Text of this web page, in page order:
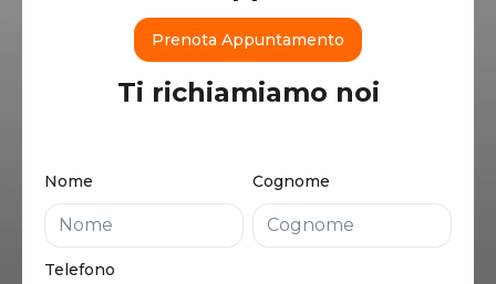
Prenota Appuntamento
Ti richiamiamo noi
Nome Cognome
Telefono